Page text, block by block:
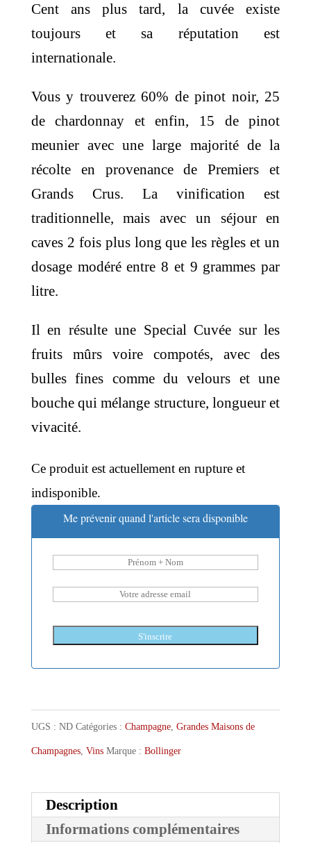
Cent ans plus tard, la cuvée existe
toujours et sa réputation est
internationale.
Vous y trouverez 60% de pinot noir, 25
de chardonnay et enfin, 15 de pinot
meunier avec une large majorité de la
récolte en provenance de Premiers et
Grands Crus. La vinification est
traditionnelle, mais avec un séjour en
caves 2 fois plus long que les règles et un
dosage modéré entre 8 et 9 grammes par
litre.
Il en résulte une Special Cuvée sur les
fruits mûrs voire compotés, avec des
bulles fines comme du velours et une
bouche qui mélange structure, longueur et
vivacité.
Ce produit est actuellement en rupture et
indisponible.
Me prévenir quand l'article sera disponible
S'inscrire
UGS : ND Catégories : Champagne, Grandes Maisons de
Champagnes, Vins Marque : Bollinger
Description
Informations complémentaires